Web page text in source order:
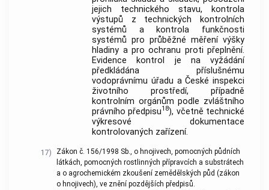
jejich technického stavu, kontrola
výstupů z technických kontrolních
systémů a kontrola funkčnosti
systémů pro průběžné měření výšky
hladiny a pro ochranu proti přeplnění.
Evidence kontrol je na vyžádání
předkládána příslušnému
vodoprávnímu úřadu a České inspekci
životního prostředí, případně
kontrolním orgánům podle zvláštního
právního předpisu18), včetně technické
výkresové dokumentace
kontrolovaných zařízení.
17)
Zákon č. 156/1998 Sb., o hnojivech, pomocných půdních
látkách, pomocných rostlinných přípravcích a substrátech
a o agrochemickém zkoušení zemědělských půd (zákon
o hnojivech), ve znění pozdějších předpisů.